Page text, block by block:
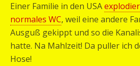
Einer Familie in den USA
normales WC, weil eine andere
Ausguß gekippt und so die
hatte. Na Mahlzeit! Da puller ich
Hose!